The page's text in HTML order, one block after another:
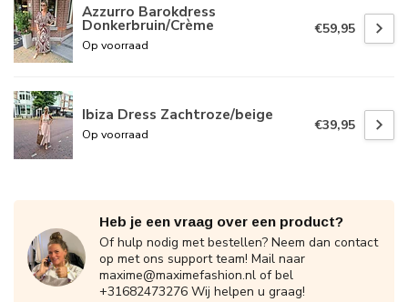
Azzurro Barokdress
Donkerbruin/Crème
Op voorraad
€59,95
Ibiza Dress Zachtroze/beige
Op voorraad
€39,95
Heb je een vraag over een product?
Of hulp nodig met bestellen? Neem dan contact
op met ons support team! Mail naar
maxime@maximefashion.nl of bel
+31682473276 Wij helpen u graag!